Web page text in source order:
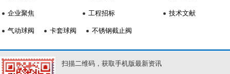
企业聚焦 工程招标 技术文献
气动球阀 卡套球阀 不锈钢截止阀
扫描二维码，获取手机版最新资讯